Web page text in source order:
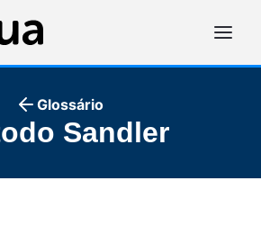
Glossário
Sandler